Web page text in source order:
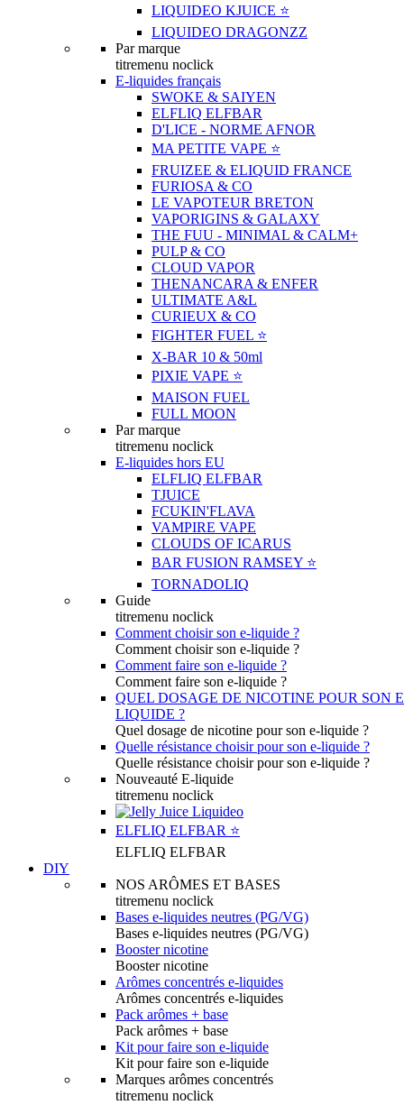
LIQUIDEO KJUICE ⭐️
LIQUIDEO DRAGONZZ
Par marque
titremenu noclick
E-liquides français
SWOKE & SAIYEN
ELFLIQ ELFBAR
D'LICE - NORME AFNOR
MA PETITE VAPE ⭐️
FRUIZEE & ELIQUID FRANCE
FURIOSA & CO
LE VAPOTEUR BRETON
VAPORIGINS & GALAXY
THE FUU - MINIMAL & CALM+
PULP & CO
CLOUD VAPOR
THENANCARA & ENFER
ULTIMATE A&L
CURIEUX & CO
FIGHTER FUEL ⭐️
X-BAR 10 & 50ml
PIXIE VAPE ⭐️
MAISON FUEL
FULL MOON
Par marque
titremenu noclick
E-liquides hors EU
ELFLIQ ELFBAR
TJUICE
FCUKIN'FLAVA
VAMPIRE VAPE
CLOUDS OF ICARUS
BAR FUSION RAMSEY ⭐️
TORNADOLIQ
Guide
titremenu noclick
Comment choisir son e-liquide ?
Comment choisir son e-liquide ?
Comment faire son e-liquide ?
Comment faire son e-liquide ?
QUEL DOSAGE DE NICOTINE POUR SON
LIQUIDE ?
Quel dosage de nicotine pour son e-liquide ?
Quelle résistance choisir pour son e-liquide ?
Quelle résistance choisir pour son e-liquide ?
Nouveauté E-liquide
titremenu noclick
ELFLIQ ELFBAR ⭐️
ELFLIQ ELFBAR
DIY
NOS ARÔMES ET BASES
titremenu noclick
Bases e-liquides neutres (PG/VG)
Bases e-liquides neutres (PG/VG)
Booster nicotine
Booster nicotine
Arômes concentrés e-liquides
Arômes concentrés e-liquides
Pack arômes + base
Pack arômes + base
Kit pour faire son e-liquide
Kit pour faire son e-liquide
Marques arômes concentrés
titremenu noclick